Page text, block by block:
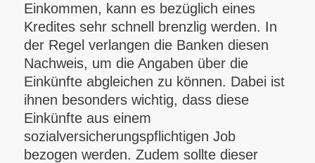
Einkommen, kann es bezüglich eines
Kredites sehr schnell brenzlig werden. In
der Regel verlangen die Banken diesen
Nachweis, um die Angaben über die
Einkünfte abgleichen zu können. Dabei ist
ihnen besonders wichtig, dass diese
Einkünfte aus einem
sozialversicherungspflichtigen Job
bezogen werden. Zudem sollte dieser